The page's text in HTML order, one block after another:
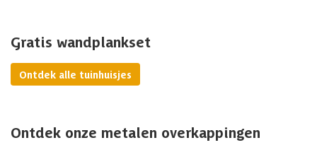
Gratis wandplankset
Ontdek alle tuinhuisjes
Ontdek onze metalen overkappingen